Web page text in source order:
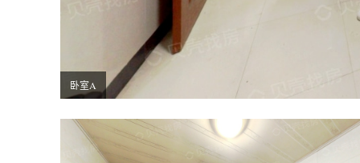
卧室A